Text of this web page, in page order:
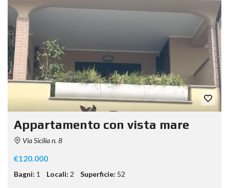
Appartamento con vista mare
Via Sicilia n. 8
€120.000
Bagni: 1 Locali: 2 Superficie: 52